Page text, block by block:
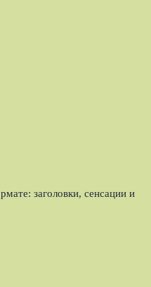
заголовки, сенсации и